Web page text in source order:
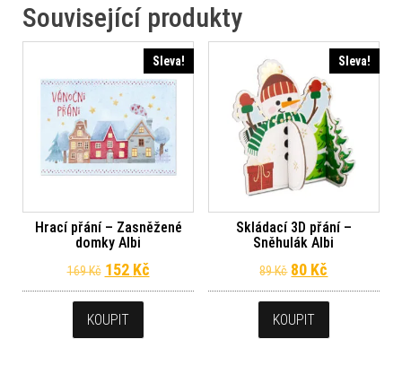
Související produkty
Sleva!
Hrací přání – Zasněžené
domky Albi
169Kč Původní cena byla: 169 Kč.
152 KčAktuální cena je: 152 Kč.
KOUPIT
Sleva!
Skládací 3D přání –
Sněhulák Albi
89Kč Původní cena
80 Kč
KOUPIT